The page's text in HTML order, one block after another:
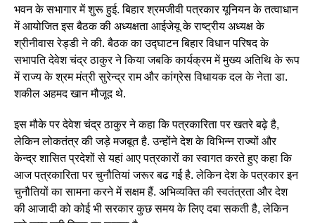
भवन के सभागार में शुरू हुई. बिहार श्रमजीवी पत्रकार यूनियन के तत्वाधान
में आयोजित इस बैठक की अध्यक्षता आईजेयू के राष्ट्रीय अध्यक्ष के
श्रीनीवास रेड्डी ने की. बैठक का उद्घाटन बिहार विधान परिषद के
सभापति देवेश चंद्र ठाकुर ने किया जबकि कार्यक्रम में मुख्य अतिथि के रूप
में राज्य के श्रम मंत्री सुरेन्द्र राम और कांग्रेस विधायक दल के नेता डा.
शकील अहमद खान मौजूद थे.
इस मौके पर देवेश चंद्र ठाकुर ने कहा कि पत्रकारिता पर खतरे बढ़े है,
लेकिन लोकतंत्र की जड़े मजबूत है. उन्होंने देश के विभिन्न राज्यों और
केन्द्र शासित प्रदेशों से यहां आए पत्रकारों का स्वागत करते हुए कहा कि
आज पत्रकारिता पर चुनौतियां जरूर बढ गई है. लेकिन देश के पत्रकार इन
चुनौतियों का सामना करने में सक्षम हैं. अभिव्यक्ति की स्वतंत्रता और देश
की आजादी को कोई भी सरकार कुछ समय के लिए दबा सकती है, लेकिन